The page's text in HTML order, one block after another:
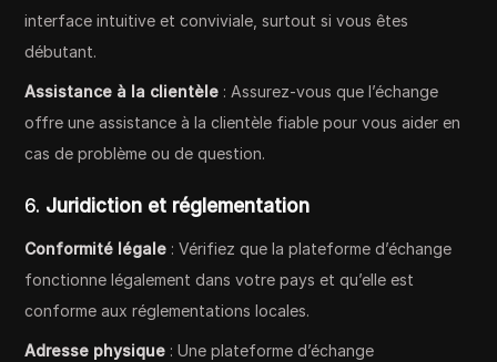
interface intuitive et conviviale, surtout si vous êtes
débutant.
Assistance à la clientèle : Assurez-vous que l’échange
offre une assistance à la clientèle fiable pour vous aider en
cas de problème ou de question.
6. Juridiction et réglementation
Conformité légale : Vérifiez que la plateforme d’échange
fonctionne légalement dans votre pays et qu’elle est
conforme aux réglementations locales.
Adresse physique : Une plateforme d’échange